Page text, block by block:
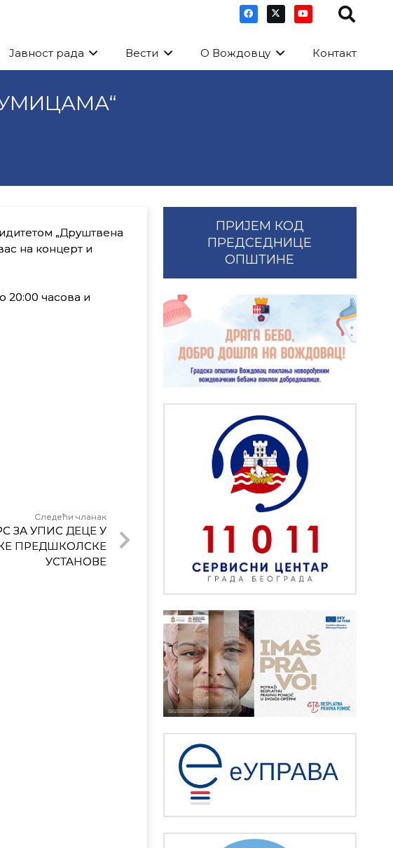
Јавност рада Вести О Вождовцу Контакт
„Друштвена
на концерт и
20:00 часова и
Следећи чланак
ЗА УПИС ДЕЦЕ У
ПРЕДШКОЛСКЕ
УСТАНОВЕ
ПРИЈЕМ КОД
ПРЕДСЕДНИЦЕ
ОПШТИНЕ